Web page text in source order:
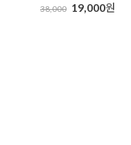
38,000 19,000원